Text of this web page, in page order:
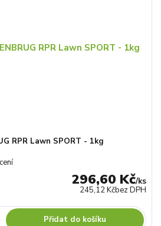
RPR Lawn SPORT - 1kg
296,60 Kč/ks
245,12 Kčbez DPH
Přidat do košíku